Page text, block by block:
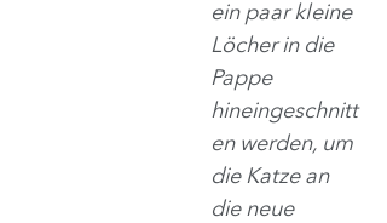
ein paar kleine
Löcher in die
Pappe
hineingeschnitt
en werden, um
die Katze an
die neue